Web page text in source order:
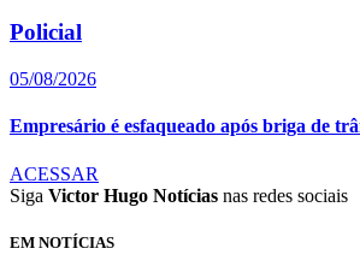
Policial
05/08/2026
Empresário é esfaqueado após briga de
ACESSAR
Siga Victor Hugo Notícias nas redes sociais
EM NOTÍCIAS